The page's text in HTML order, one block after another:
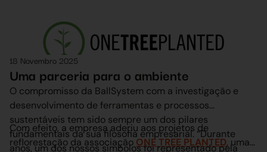
18 Novembro 2025
Uma parceria para o ambiente
O compromisso da BallSystem com a investigação e
desenvolvimento de ferramentas e processos
sustentáveis tem sido sempre um dos pilares
fundamentais da sua filosofia empresarial. “Durante
anos, um dos nossos símbolos foi representado pela
Com efeito, a empresa aderiu aos projetos de
reflorestação da associação ONE TREE PLANTED, uma